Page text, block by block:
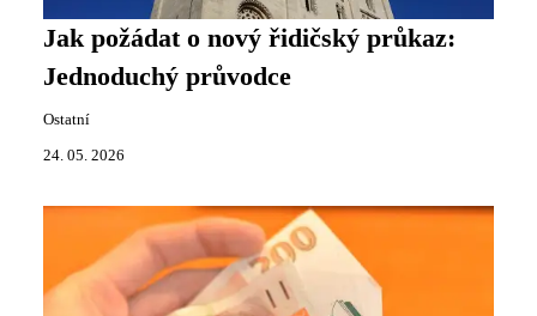
Jak požádat o nový řidičský průkaz:
Jednoduchý průvodce
Ostatní
24. 05. 2026